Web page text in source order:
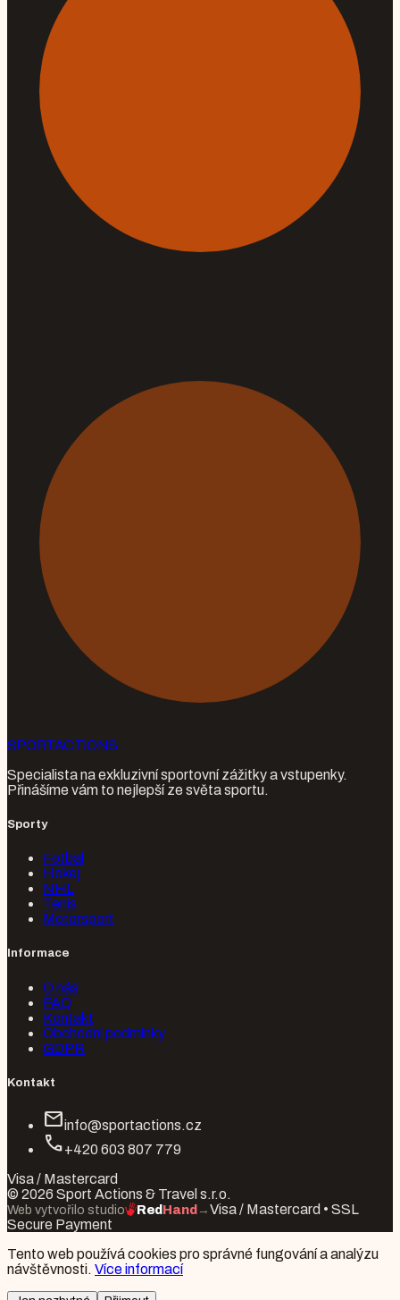
SPORTACTIONS
Specialista na exkluzivní sportovní zážitky a vstupenky.
Přinášíme vám to nejlepší ze světa sportu.
Sporty
Fotbal
Hokej
NHL
Tenis
Motorsport
Informace
O nás
FAQ
Kontakt
Obchodní podmínky
GDPR
Kontakt
mailinfo@sportactions.cz
call+420 603 807 779
Visa / Mastercard
© 2026 Sport Actions & Travel s.r.o.
Web vytvořilo studio Red Hand →Visa / Mastercard • SSL
Secure Payment
Tento web používá cookies pro správné fungování a analýzu
návštěvnosti. Více informací